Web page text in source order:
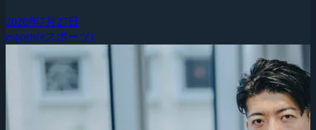
2026年7月27日
esports(eスポーツ)